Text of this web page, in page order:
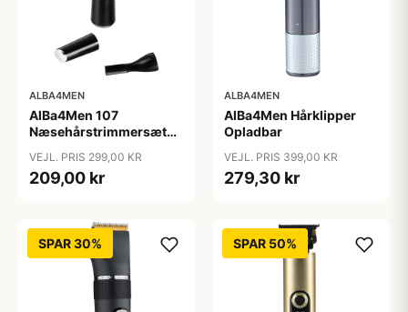
ALBA4MEN
AlBa4Men 107
Næsehårstrimmersæt
VEJL. PRIS 299,00 KR
209,00 kr
ALBA4MEN
AlBa4Men Hårklipper
Opladbar
VEJL. PRIS 399,00 KR
279,30 kr
SPAR 30% SPAR 50%